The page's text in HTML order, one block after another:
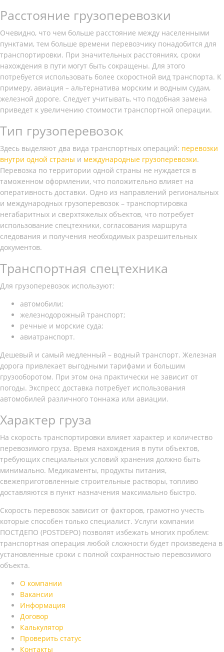
Расстояние грузоперевозки
Очевидно, что чем больше расстояние между населенными
пунктами, тем больше времени перевозчику понадобится для
транспортировки. При значительных расстояниях, сроки
нахождения в пути могут быть сокращены. Для этого
потребуется использовать более скоростной вид транспорта. К
примеру, авиация – альтернатива морским и водным судам,
железной дороге. Следует учитывать, что подобная замена
приведет к увеличению стоимости транспортной операции.
Тип грузоперевозок
Здесь выделяют два вида транспортных операций: перевозки
внутри одной страны и международные грузоперевозки.
Перевозка по территории одной страны не нуждается в
таможенном оформлении, что положительно влияет на
оперативность доставки. Одно из направлений региональных
и международных грузоперевозок – транспортировка
негабаритных и сверхтяжелых объектов, что потребует
использование спецтехники, согласования маршрута
следования и получения необходимых разрешительных
документов.
Транспортная спецтехника
Для грузоперевозок используют:
автомобили;
железнодорожный транспорт;
речные и морские суда;
авиатранспорт.
Дешевый и самый медленный – водный транспорт. Железная
дорога привлекает выгодными тарифами и большим
грузооборотом. При этом она практически не зависит от
погоды. Экспресс доставка потребует использования
автомобилей различного тоннажа или авиации.
Характер груза
На скорость транспортировки влияет характер и количество
перевозимого груза. Время нахождения в пути объектов,
требующих специальных условий хранения должно быть
минимально. Медикаменты, продукты питания,
свежеприготовленные строительные растворы, топливо
доставляются в пункт назначения максимально быстро.
Скорость перевозок зависит от факторов, грамотно учесть
которые способен только специалист. Услуги компании
ПОСТДЕПО (POSTDEPO) позволят избежать многих проблем:
транспортная операция любой сложности будет произведена в
установленные сроки с полной сохранностью перевозимого
объекта.
О компании
Вакансии
Информация
Договор
Калькулятор
Проверить статус
Контакты